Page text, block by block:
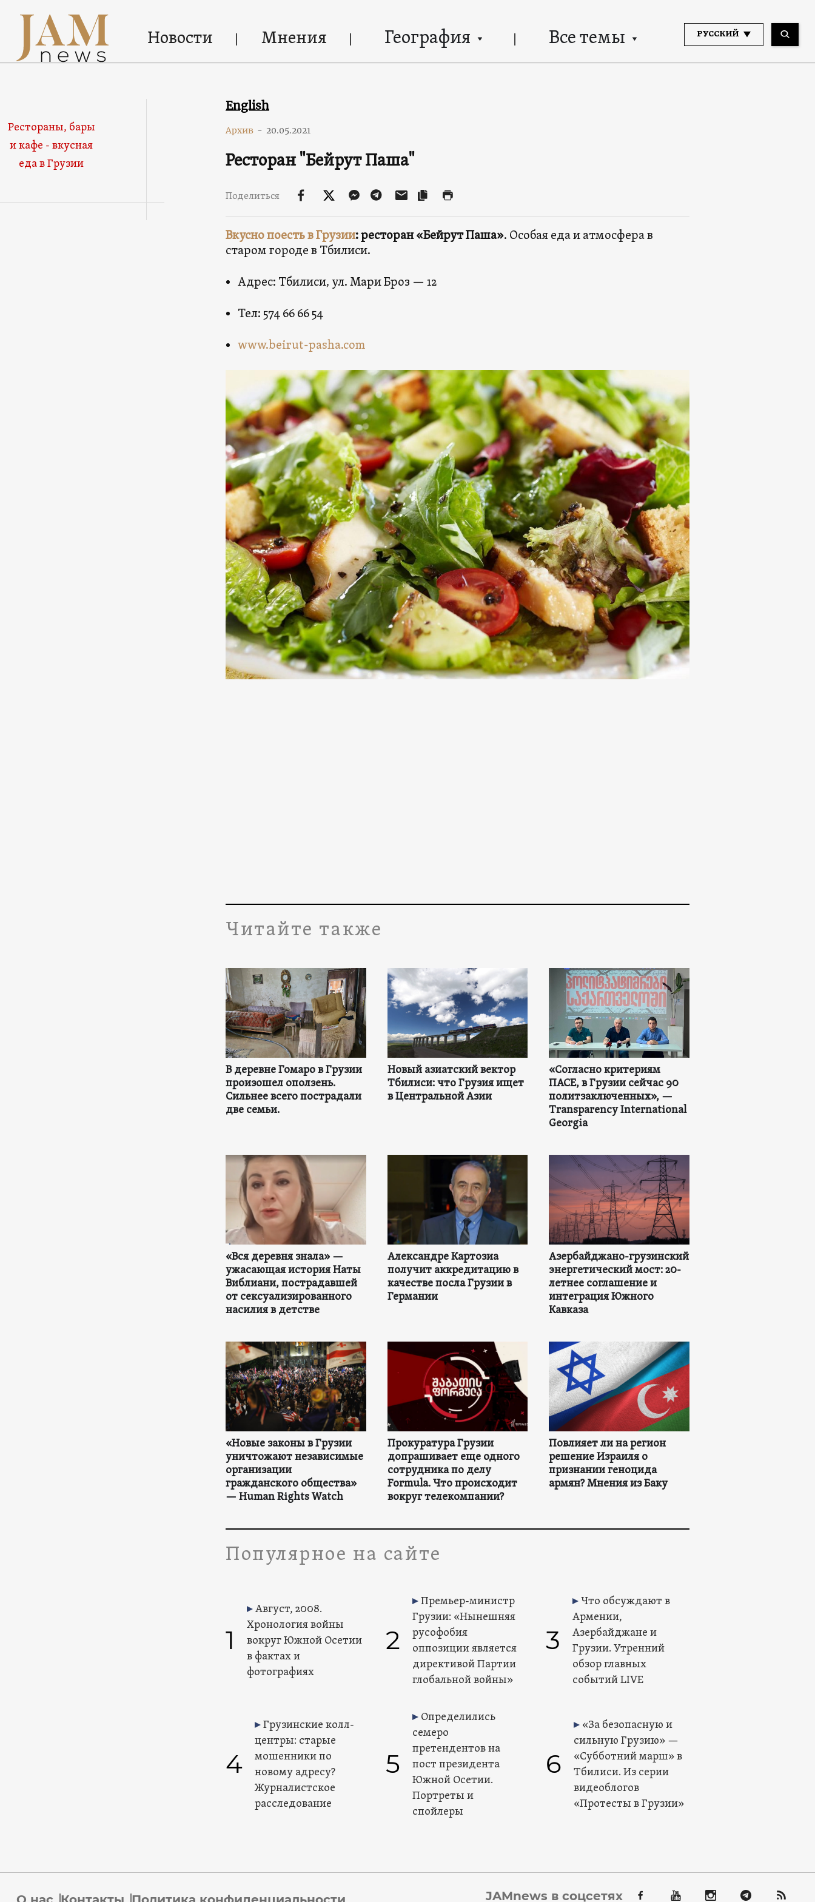
Новости Мнения География Все темы РУССКИЙ
Рестораны, бары
и кафе - вкусная
еда в Грузии
English
Архив - 20.05.2021
Ресторан "Бейрут Паша"
Поделиться
Вкусно поесть в Грузии: ресторан «Бейрут Паша». Особая еда и атмосфера в
старом городе в Тбилиси.
Адрес: Тбилиси, ул. Мари Броз — 12
Teл: 574 66 66 54
www.beirut-pasha.com
Читайте также
В деревне Гомаро в Грузии
произошел оползень.
Сильнее всего пострадали
две семьи.
Новый азиатский вектор
Тбилиси: что Грузия ищет
в Центральной Азии
«Согласно критериям
ПАСЕ, в Грузии сейчас 90
политзаключенных», —
Transparency International
Georgia
«Вся деревня знала» —
ужасающая история Наты
Виблиани, пострадавшей
от сексуализированного
насилия в детстве
Александре Картозиа
получит аккредитацию в
качестве посла Грузии в
Германии
Азербайджано-грузинский
энергетический мост: 20-
летнее соглашение и
интеграция Южного
Кавказа
«Новые законы в Грузии
уничтожают независимые
организации
гражданского общества»
— Human Rights Watch
Прокуратура Грузии
допрашивает еще одного
сотрудника по делу
Formula. Что происходит
вокруг телекомпании?
Повлияет ли на регион
решение Израиля о
признании геноцида
армян? Мнения из Баку
Популярное на сайте
1
Август, 2008.
Хронология войны
вокруг Южной Осетии
в фактах и
фотографиях
2
Премьер-министр
Грузии: «Нынешняя
русофобия
оппозиции является
директивой Партии
глобальной войны»
3
Что обсуждают в
Армении,
Азербайджане и
Грузии. Утренний
обзор главных
событий LIVE
4
Грузинские колл-
центры: старые
мошенники по
новому адресу?
Журналистское
расследование
5
Определились
семеро
претендентов на
пост президента
Южной Осетии.
Портреты и
спойлеры
6
«За безопасную и
сильную Грузию» —
«Субботний марш» в
Тбилиси. Из серии
видеоблогов
«Протесты в Грузии»
JAMnews в соцсетях